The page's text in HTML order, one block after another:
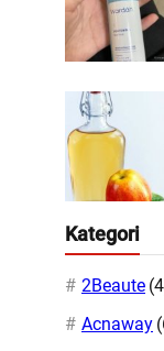
Kategori
2Beaute
Acnaway